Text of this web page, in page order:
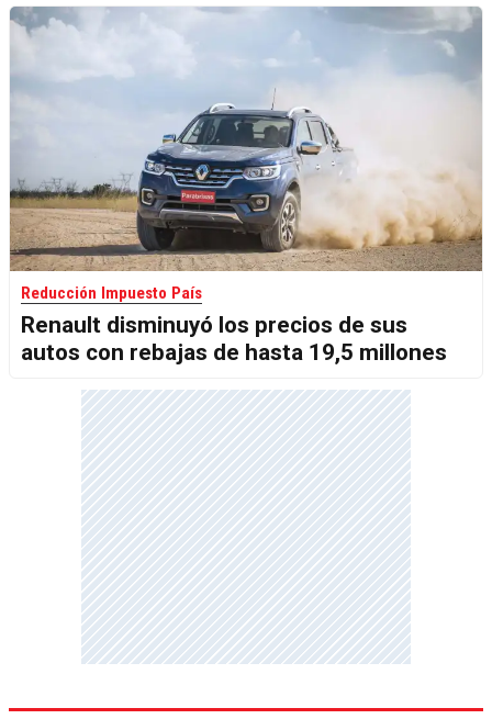
Reducción Impuesto País
Renault disminuyó los precios de sus
autos con rebajas de hasta 19,5 millones